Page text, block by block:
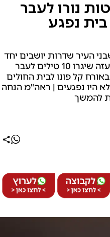
10 רקטות נורו לעבר
בית נפגע
העיר שדרות יושבים יחד
בארוחת שבת, ארגוני הטרור מעזה שיגרו 10 טילים לעבר
העוטף | 5 נפגעים באורח קל פונו לבית החולים
לא היו נפגעים | ראה"מ הנחה
להמשך